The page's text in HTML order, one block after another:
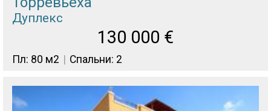
Дуплекс
130 000 €
Пл: 80 м2 Спальни: 2